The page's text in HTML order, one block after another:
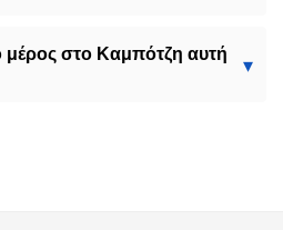
μέρος στο Καμπότζη αυτή